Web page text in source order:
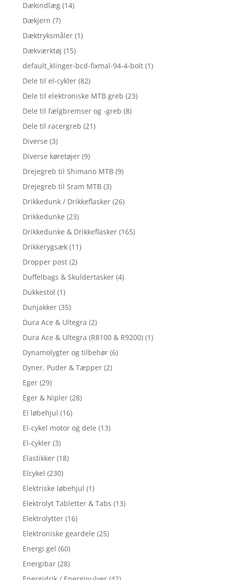
Dækindlæg (14)
Dækjern (7)
Dæktryksmåler (1)
Dækværktøj (15)
default_klinger-bcd-fixmal-94-4-bolt (1)
Dele til el-cykler (82)
Dele til elektroniske MTB greb (23)
Dele til fælgbremser og -greb (8)
Dele til racergreb (21)
Diverse (3)
Diverse køretøjer (9)
Drejegreb til Shimano MTB (9)
Drejegreb til Sram MTB (3)
Drikkedunk / Drikkeflasker (26)
Drikkedunke (23)
Drikkedunke & Drikkeflasker (165)
Drikkerygsæk (11)
Dropper post (2)
Duffelbags & Skuldertasker (4)
Dukkestol (1)
Dunjakker (35)
Dura Ace & Ultegra (2)
Dura Ace & Ultegra (R8100 & R9200) (1)
Dynamolygter og tilbehør (6)
Dyner, Puder & Tæpper (2)
Eger (29)
Eger & Nipler (28)
El løbehjul (16)
El-cykel motor og dele (13)
El-cykler (3)
Elastikker (18)
Elcykel (230)
Elektriske løbehjul (1)
Elektrolyt Tabletter & Tabs (13)
Elektrolytter (16)
Elektroniske geardele (25)
Energi gel (60)
Energibar (28)